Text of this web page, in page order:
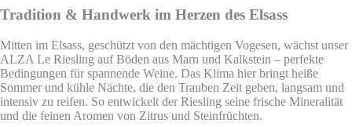
Tradition & Handwerk im Herzen des Elsass
Mitten im Elsass, geschützt von den mächtigen Vogesen, wächst unser
ALZA Le Riesling auf Böden aus Marn und Kalkstein – perfekte
Bedingungen für spannende Weine. Das Klima hier bringt heiße
Sommer und kühle Nächte, die den Trauben Zeit geben, langsam und
intensiv zu reifen. So entwickelt der Riesling seine frische Mineralität
und die feinen Aromen von Zitrus und Steinfrüchten.